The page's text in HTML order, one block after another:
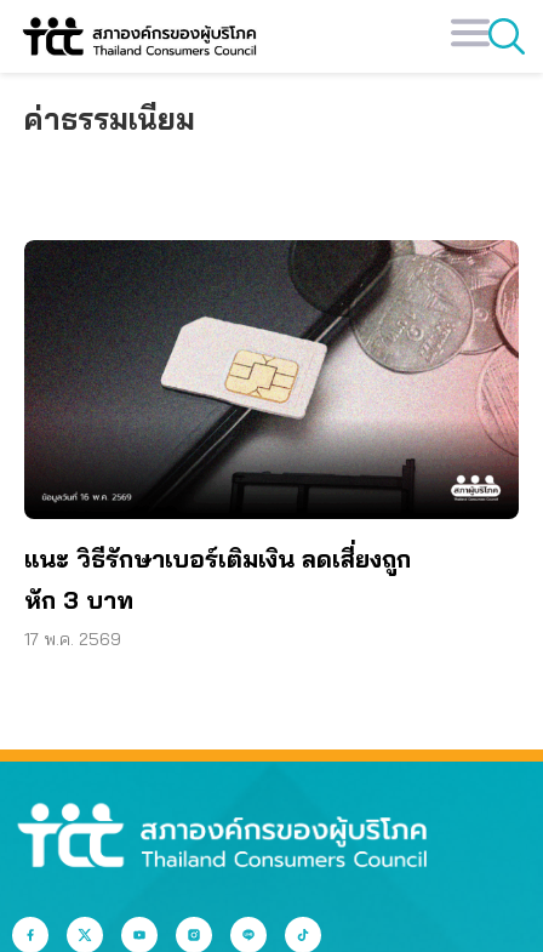
Skip
ค่าธรรมเนียม
แนะ วิธีรักษาเบอร์เติมเงิน ลดเสี่ยงถูก
หัก 3 บาท
17 พ.ค. 2569